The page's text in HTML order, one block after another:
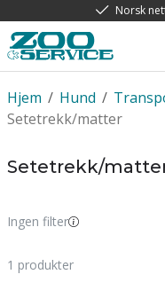
Norsk
/
Hjem /
Hund
Setetrekk/matter
Setetrekk/
Ingen filter
1 produkter